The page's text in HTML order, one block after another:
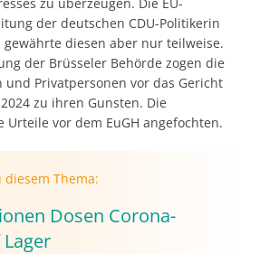
der deutschen CDU-Politikerin
gewährte diesen aber nur teilweise.
der Brüsseler Behörde zogen die
Privatpersonen vor das Gericht
zu ihren Gunsten. Die
Urteile vor dem EuGH angefochten.
diesem Thema:
Dosen Corona-